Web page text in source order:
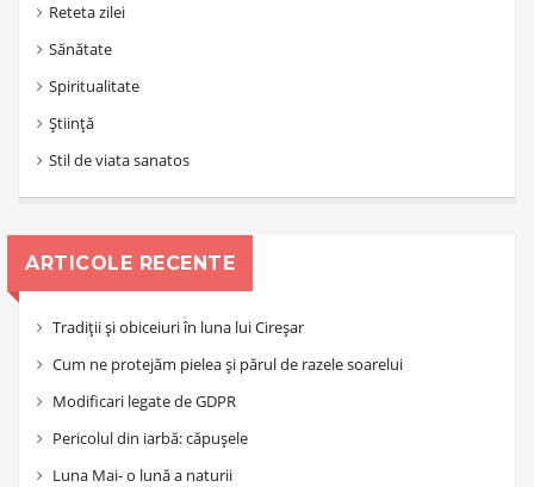
Reteta zilei
Sănătate
Spiritualitate
Știință
Stil de viata sanatos
ARTICOLE RECENTE
Tradiții și obiceiuri în luna lui Cireșar
Cum ne protejăm pielea și părul de razele soarelui
Modificari legate de GDPR
Pericolul din iarbă: căpușele
Luna Mai- o lună a naturii